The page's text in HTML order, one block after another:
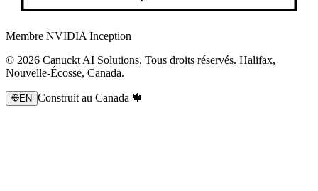
Membre NVIDIA Inception
© 2026 Canuckt AI Solutions. Tous droits réservés. Halifax,
Nouvelle-Écosse, Canada.
EN Construit au Canada 🍁